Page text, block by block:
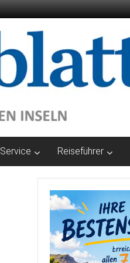
Service Reiseführer